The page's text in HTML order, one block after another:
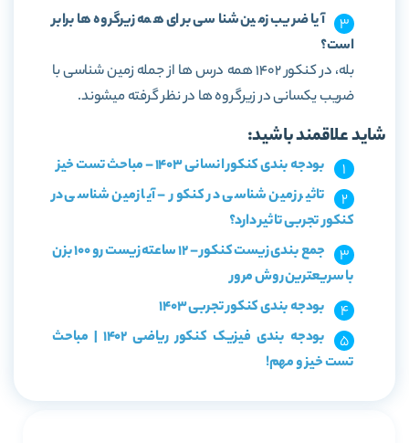
آیا ضریب زمین شناسی برای همه زیرگروه‌ها برابر
است؟
بله، در کنکور 1402 همه درس ها از جمله زمین شناسی با
ضریب یکسانی در زیرگروه ها در نظر گرفته میشوند.
شاید علاقمند باشید:
بودجه بندی کنکور انسانی 1403 – مباحث تست خیز
تاثیر زمین شناسی در کنکور – آیا زمین شناسی در
کنکور تجربی تاثیر دارد؟
جمع بندی زیست کنکور – 12 ساعته زیست رو 100 بزن
با سریعترین روش مرور
بودجه بندی کنکور تجربی 1403
بودجه بندی فیزیک کنکور ریاضی 1402 | مباحث
تست خیز و مهم!